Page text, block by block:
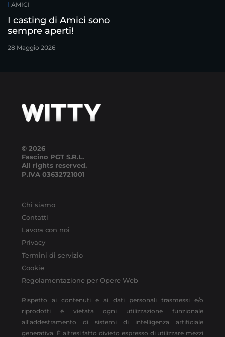
AMICI
I casting di Amici sono
sempre aperti!
28 Maggio 2026
© 2026
Fascino PGT S.R.L.
All rights reserved.
P.IVA 03632721001
Chi siamo
Contatti
Lavora con noi
Privacy
Termini di servizio
Cookie
Regolamentazione per Opere Web
Rispetto ai contenuti e ai dati personali trasmessi e/o
riprodotti è vietata ogni utilizzazione funzionale
all’addestramento di sistemi di intelligenza artificiale
generativa. È altresì fatto divieto espresso di utilizzare mezzi